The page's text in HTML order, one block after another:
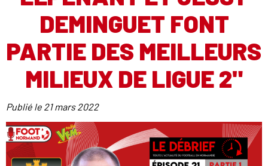
DEMINGUET FONT
PARTIE DES MEILLEURS
MILIEUX DE LIGUE 2"
Publié le 21 mars 2022